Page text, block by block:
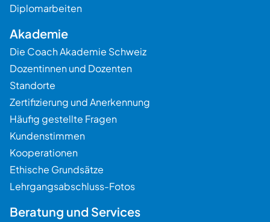
Diplomarbeiten
Akademie
Die Coach Akademie Schweiz
Dozentinnen und Dozenten
Standorte
Zertifizierung und Anerkennung
Häufig gestellte Fragen
Kundenstimmen
Kooperationen
Ethische Grundsätze
Lehrgangsabschluss-Fotos
Beratung und Services